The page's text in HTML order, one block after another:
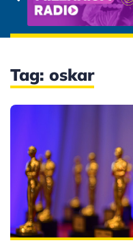
Tag: oskar